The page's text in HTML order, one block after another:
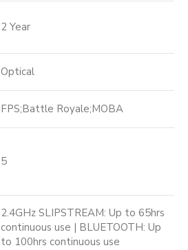
2 Year
Optical
FPS;Battle Royale;MOBA
5
2.4GHz SLIPSTREAM: Up to 65hrs
continuous use | BLUETOOTH: Up
to 100hrs continuous use